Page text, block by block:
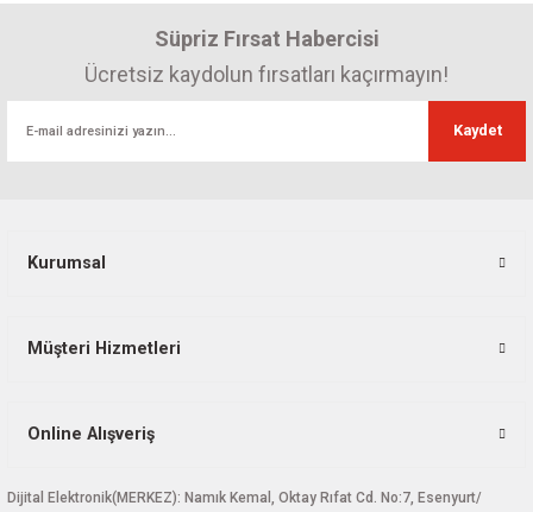
Süpriz Fırsat Habercisi
Ücretsiz kaydolun fırsatları kaçırmayın!
Kaydet
Kurumsal
Müşteri Hizmetleri
Online Alışveriş
Dijital Elektronik(MERKEZ): Namık Kemal, Oktay Rıfat Cd. No:7, Esenyurt/